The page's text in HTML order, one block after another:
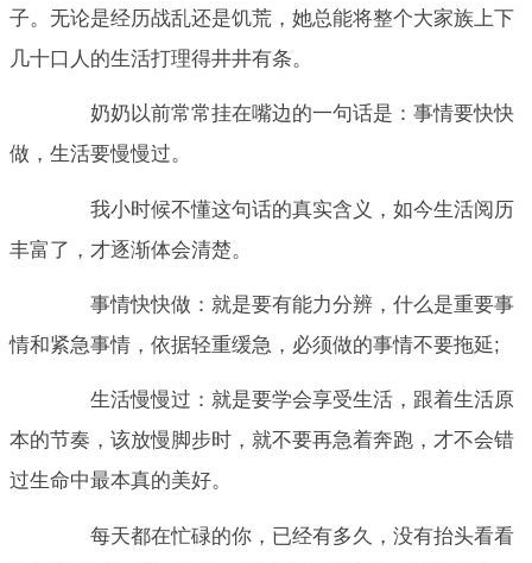
子。无论是经历战乱还是饥荒，她总能将整个大家族上下
几十口人的生活打理得井井有条。
奶奶以前常常挂在嘴边的一句话是：事情要快快
做，生活要慢慢过。
我小时候不懂这句话的真实含义，如今生活阅历
丰富了，才逐渐体会清楚。
事情快快做：就是要有能力分辨，什么是重要事
情和紧急事情，依据轻重缓急，必须做的事情不要拖延;
生活慢慢过：就是要学会享受生活，跟着生活原
本的节奏，该放慢脚步时，就不要再急着奔跑，才不会错
过生命中最本真的美好。
每天都在忙碌的你，已经有多久，没有抬头看看